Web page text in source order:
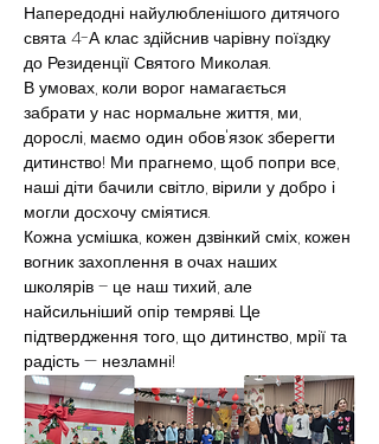
Напередодні найулюбленішого дитячого
свята 4-А клас здійснив чарівну поїздку
до Резиденції Святого Миколая.
В умовах, коли ворог намагається
забрати у нас нормальне життя, ми,
дорослі, маємо один обов'язок: зберегти
дитинство! Ми прагнемо, щоб попри все,
наші діти бачили світло, вірили у добро і
могли досхочу сміятися.
Кожна усмішка, кожен дзвінкий сміх, кожен
вогник захоплення в очах наших
школярів – це наш тихий, але
найсильніший опір темряві. Це
підтвердження того, що дитинство, мрії та
радість — незламні!